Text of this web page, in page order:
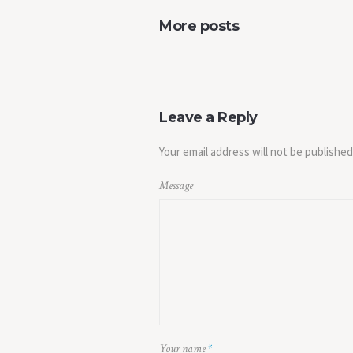
More posts
Leave a Reply
Your email address will not be
Message
Your name*